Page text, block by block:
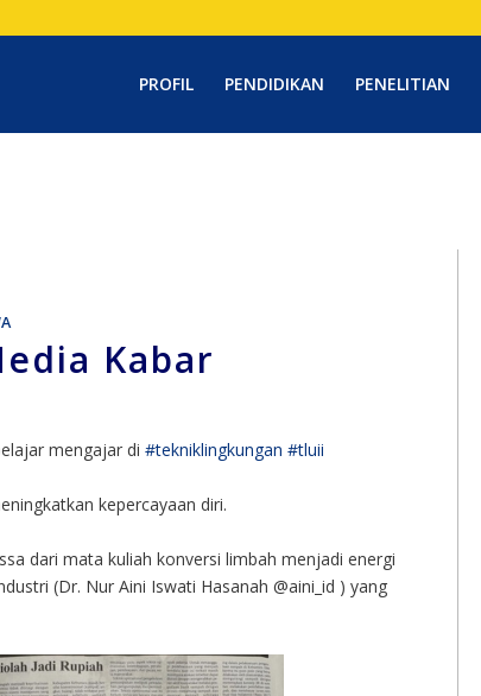
PROFIL PENDIDIKAN PENELITIAN
Kabar
mengajar di #tekniklingkungan #tluii
kepercayaan diri.
dari mata kuliah konversi limbah menjadi energi
(Dr. Nur Aini Iswati Hasanah @aini_id ) yang